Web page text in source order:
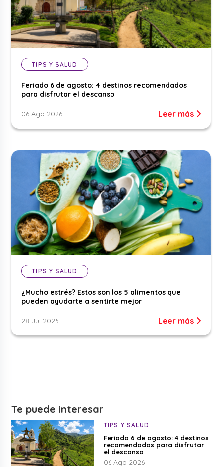
TIPS Y SALUD
Feriado 6 de agosto: 4 destinos recomendados
para disfrutar el descanso
06 Ago 2026 Leer más
TIPS Y SALUD
¿Mucho estrés? Estos son los 5 alimentos que
pueden ayudarte a sentirte mejor
28 Jul 2026 Leer más
Te puede interesar
TIPS Y SALUD
Feriado 6 de agosto: 4 destinos
recomendados para disfrutar
el descanso
06 Ago 2026